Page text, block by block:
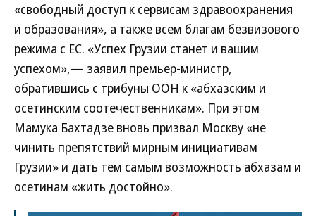
«свободный доступ к сервисам здравоохранения
и образования», а также всем благам безвизового
режима с ЕС. «Успех Грузии станет и вашим
успехом»,— заявил премьер-министр,
обратившись с трибуны ООН к «абхазским и
осетинским соотечественникам». При этом
Мамука Бахтадзе вновь призвал Москву «не
чинить препятствий мирным инициативам
Грузии» и дать тем самым возможность абхазам и
осетинам «жить достойно».